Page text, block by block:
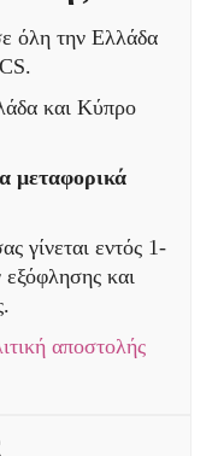
όλη την Ελλάδα
και Κύπρο
μεταφορικά
γίνεται εντός 1-
και
αποστολής